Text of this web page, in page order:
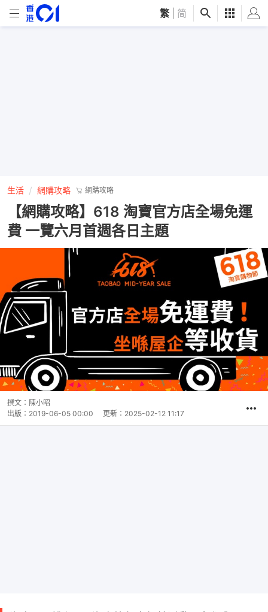
繁 简
生活 網購攻略 網購攻略
【網購攻略】618 淘寶官方店全場免運
費 一覽六月首週各日主題
撰文： 陳小昭
出版： 2019-06-05 00:00 更新： 2025-02-12 11:17